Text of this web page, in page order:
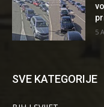
5
SVE KATEGORIJE